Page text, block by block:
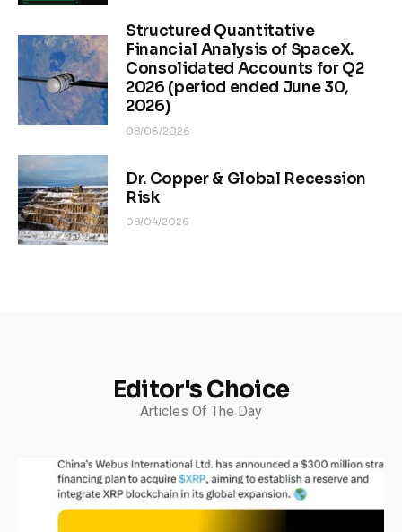
Structured Quantitative
Financial Analysis of SpaceX.
Consolidated Accounts for Q2
2026 (period ended June 30,
2026)
08/06/2026
Dr. Copper & Global Recession
Risk
08/04/2026
Editor's Choice
Articles Of The Day